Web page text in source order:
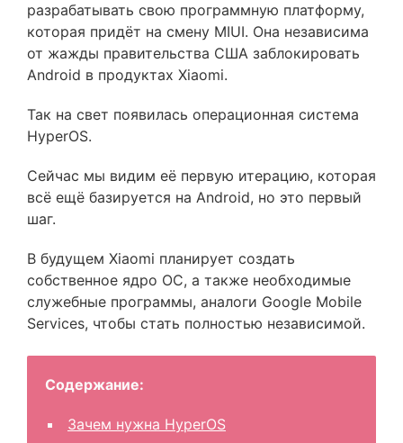
разрабатывать свою программную платформу,
которая придёт на смену MIUI. Она независима
от жажды правительства США заблокировать
Android в продуктах Xiaomi.
Так на свет появилась операционная система
HyperOS.
Сейчас мы видим её первую итерацию, которая
всё ещё базируется на Android, но это первый
шаг.
В будущем Xiaomi планирует создать
собственное ядро ОС, а также необходимые
служебные программы, аналоги Google Mobile
Services, чтобы стать полностью независимой.
Содержание:
Зачем нужна HyperOS